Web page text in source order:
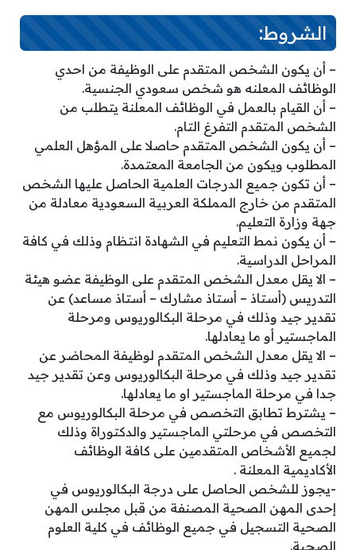
الشروط:
– أن يكون الشخص المتقدم على الوظيفة من احدي
الوظائف المعلنه هو شخص سعودي الجنسية.
– أن القيام بالعمل في الوظائف المعلنة يتطلب من
الشخص المتقدم التفرغ التام.
– أن يكون الشخص المتقدم حاصلا على المؤهل العلمي
المطلوب ويكون من الجامعة المعتمدة.
– أن تكون جميع الدرجات العلمية الحاصل عليها الشخص
المتقدم من خارج المملكة العربية السعودية معادلة من
جهة وزارة التعليم.
– أن يكون نمط التعليم في الشهادة انتظام وذلك في كافة
المراحل الدراسية.
– الا يقل معدل الشخص المتقدم على الوظيفة عضو هيئة
التدريس (أستاذ – أستاذ مشارك – أستاذ مساعد) عن
تقدير جيد وذلك في مرحلة البكالوريوس ومرحلة
الماجستير أو ما يعادلها.
– الا يقل معدل الشخص المتقدم لوظيفة المحاضر عن
تقدير جيد وذلك في مرحلة البكالوريوس وعن تقدير جيد
جدا في مرحلة الماجستير او ما يعادلها.
– يشترط تطابق التخصص في مرحلة البكالوريوس مع
التخصص في مرحلتي الماجستير والدكتوراة وذلك
لجميع الأشخاص المتقدمين على كافة الوظائف
الأكاديمية المعلنة .
-يجوز للشخص الحاصل على درجة البكالوريوس في
إحدى المهن الصحية المصنفة من قبل مجلس المهن
الصحية التسجيل في جميع الوظائف في كلية العلوم
الصحية.